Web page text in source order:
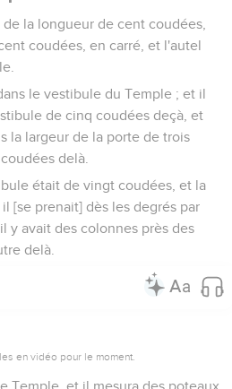
la longueur de cent coudées,
coudées, en carré, et l'autel
le vestibule du Temple ; et il
de cinq coudées deçà, et
la largeur de la porte de trois
delà.
était de vingt coudées, et la
[se prenait] dès les degrés par
y avait des colonnes près des
delà.
en vidéo pour le moment.
Temple, et il mesura des poteaux